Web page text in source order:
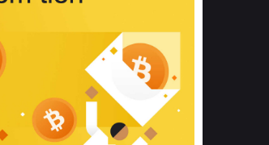
tế còn giúp ngăn ngừa tình trạng kích
khuẩn và nấm mốc trong điều kiện
thời tiết nóng ẩm. Bạn có thể tìm hiểu
thêm các nghiên cứu khoa học về tác
động của giấc ngủ và môi trường
phòng ngủ đối với sức khỏe con
người tại Sleep Foundation (External
Link) để có cái nhìn toàn diện hơn.